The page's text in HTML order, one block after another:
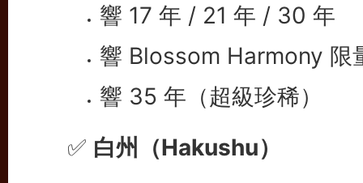
響 17 年 / 21 年 / 30 年
響 Blossom Harmony 限
響 35 年（超級珍稀）
✅ 白州（Hakushu）